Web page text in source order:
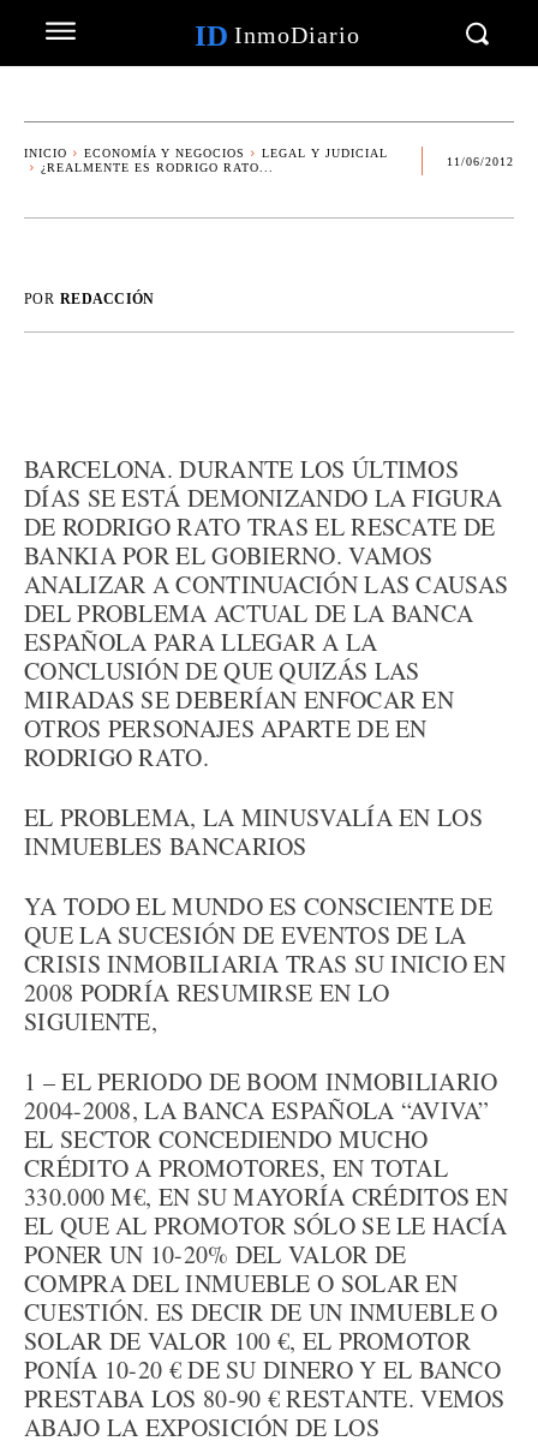
ID InmoDiario
INICIO ECONOMÍA Y NEGOCIOS
LEGAL Y JUDICIAL
¿REALMENTE ES RODRIGO RATO...
11/06/2012
POR REDACCIÓN
BARCELONA. DURANTE LOS ÚLTIMOS
DÍAS SE ESTÁ DEMONIZANDO LA FIGURA
DE RODRIGO RATO TRAS EL RESCATE DE
BANKIA POR EL GOBIERNO. VAMOS
ANALIZAR A CONTINUACIÓN LAS CAUSAS
DEL PROBLEMA ACTUAL DE LA BANCA
ESPAÑOLA PARA LLEGAR A LA
CONCLUSIÓN DE QUE QUIZÁS LAS
MIRADAS SE DEBERÍAN ENFOCAR EN
OTROS PERSONAJES APARTE DE EN
RODRIGO RATO.
EL PROBLEMA, LA MINUSVALÍA EN LOS
INMUEBLES BANCARIOS
YA TODO EL MUNDO ES CONSCIENTE DE
QUE LA SUCESIÓN DE EVENTOS DE LA
CRISIS INMOBILIARIA TRAS SU INICIO EN
2008 PODRÍA RESUMIRSE EN LO
SIGUIENTE,
1 – EL PERIODO DE BOOM INMOBILIARIO
2004-2008, LA BANCA ESPAÑOLA “AVIVA”
EL SECTOR CONCEDIENDO MUCHO
CRÉDITO A PROMOTORES, EN TOTAL
330.000 M€, EN SU MAYORÍA CRÉDITOS EN
EL QUE AL PROMOTOR SÓLO SE LE HACÍA
PONER UN 10-20% DEL VALOR DE
COMPRA DEL INMUEBLE O SOLAR EN
CUESTIÓN. ES DECIR DE UN INMUEBLE O
SOLAR DE VALOR 100 €, EL PROMOTOR
PONÍA 10-20 € DE SU DINERO Y EL BANCO
PRESTABA LOS 80-90 € RESTANTE. VEMOS
ABAJO LA EXPOSICIÓN DE LOS